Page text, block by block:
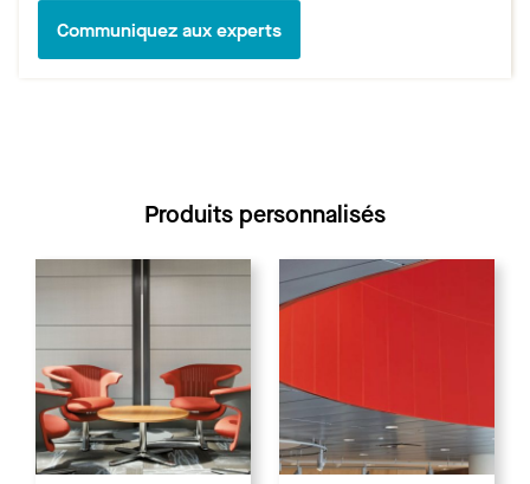
Communiquez aux experts
Produits personnalisés